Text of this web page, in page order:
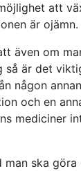
att
är ojämn.
även om
så är det
någon
och en
mediciner
man ska